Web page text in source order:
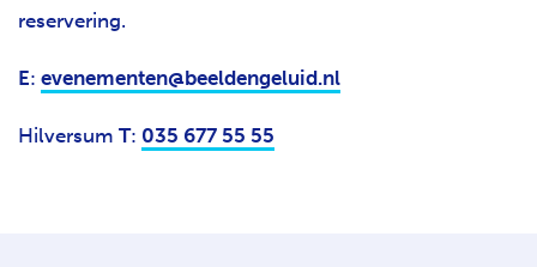
reservering.
E: evenementen@beeldengeluid.nl
Hilversum T: 035 677 55 55